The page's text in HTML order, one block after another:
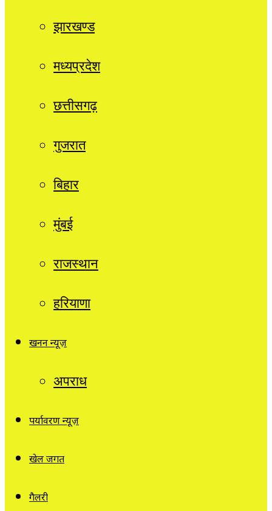
झारखण्ड
मध्यप्रदेश
छत्तीसगढ़
गुजरात
बिहार
मुंबई
राजस्थान
हरियाणा
खनन न्यूज़
अपराध
पर्यावरण न्यूज़
खेल जगत
गैलरी